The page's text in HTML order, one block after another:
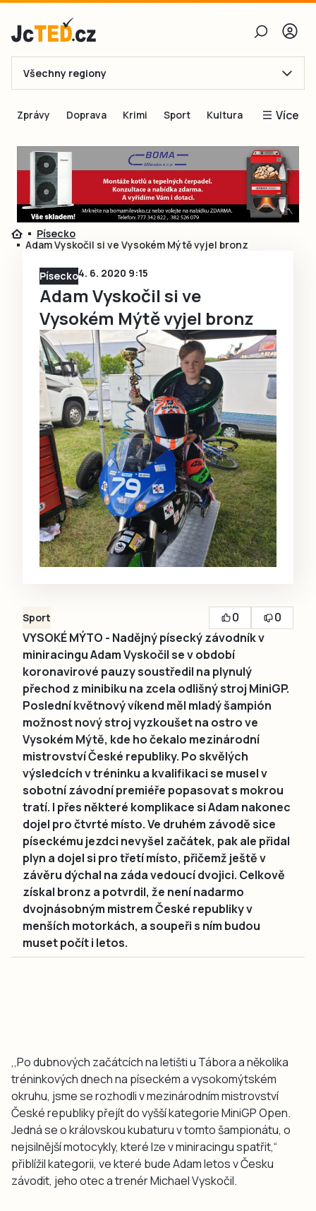
E-mail
Obnovit heslo
Přihlásit se
Ještě nemám účet, chci se
Všechny regiony
Zprávy Doprava Krimi Sport Kultura Více
Blogy
Inspirace
Čtenáři píší
Speciální přílohy
Písecko
Adam Vyskočil si ve Vysokém Mýtě vyjel bronz
Písecko4. 6. 2020 9:15
Adam Vyskočil si ve
Vysokém Mýtě vyjel bronz
Sport 0
0
VYSOKÉ MÝTO - Nadějný písecký závodník v
miniracingu Adam Vyskočil se v období
koronavirové pauzy soustředil na plynulý
přechod z minibiku na zcela odlišný stroj MiniGP.
Poslední květnový víkend měl mladý šampión
možnost nový stroj vyzkoušet na ostro ve
Vysokém Mýtě, kde ho čekalo mezinárodní
mistrovství České republiky. Po skvělých
výsledcích v tréninku a kvalifikaci se musel v
sobotní závodní premiéře popasovat s mokrou
tratí. I přes některé komplikace si Adam nakonec
dojel pro čtvrté místo. Ve druhém závodě sice
píseckému jezdci nevyšel začátek, pak ale přidal
plyn a dojel si pro třetí místo, přičemž ještě v
závěru dýchal na záda vedoucí dvojici. Celkově
získal bronz a potvrdil, že není nadarmo
dvojnásobným mistrem České republiky v
menších motorkách, a soupeři s ním budou
muset počít i letos.
,,Po dubnových začátcích na letišti u Tábora a několika
tréninkových dnech na píseckém a vysokomýtském
okruhu, jsme se rozhodli v mezinárodním mistrovství
České republiky přejít do vyšší kategorie MiniGP Open.
Jedná se o královskou kubaturu v tomto šampionátu, o
nejsilnější motocykly, které lze v miniracingu spatřit,“
přiblížil kategorii, ve které bude Adam letos v Česku
závodit, jeho otec a trenér Michael Vyskočil.